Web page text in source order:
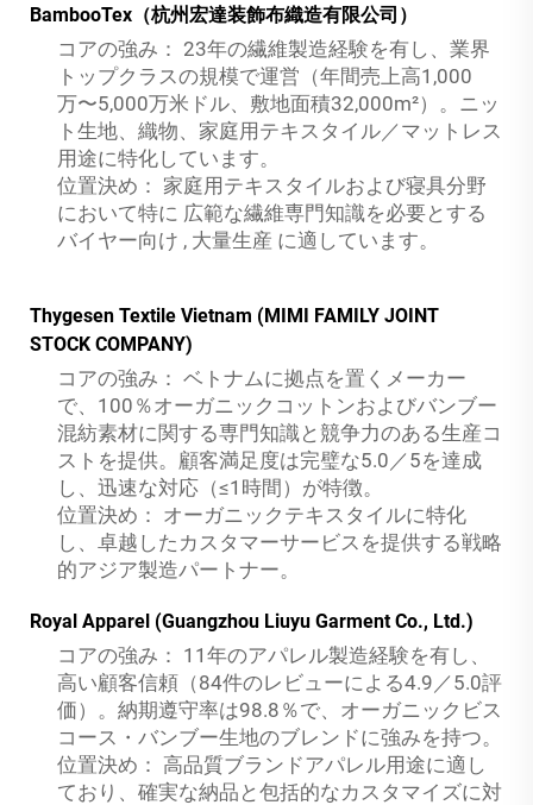
BambooTex（杭州宏達装飾布織造有限公司）
コアの強み： 23年の繊維製造経験を有し、業界
トップクラスの規模で運営（年間売上高1,000
万〜5,000万米ドル、敷地面積32,000m²）。ニッ
ト生地、織物、家庭用テキスタイル／マットレス
用途に特化しています。
位置決め： 家庭用テキスタイルおよび寝具分野
において特に 広範な繊維専門知識を必要とする
バイヤー向け , 大量生産 に適しています。
Thygesen Textile Vietnam (MIMI FAMILY JOINT
STOCK COMPANY)
コアの強み： ベトナムに拠点を置くメーカー
で、100％オーガニックコットンおよびバンブー
混紡素材に関する専門知識と競争力のある生産コ
ストを提供。顧客満足度は完璧な5.0／5を達成
し、迅速な対応（≤1時間）が特徴。
位置決め： オーガニックテキスタイルに特化
し、卓越したカスタマーサービスを提供する戦略
的アジア製造パートナー。
Royal Apparel (Guangzhou Liuyu Garment Co., Ltd.)
コアの強み： 11年のアパレル製造経験を有し、
高い顧客信頼（84件のレビューによる4.9／5.0評
価）。納期遵守率は98.8％で、オーガニックビス
コース・バンブー生地のブレンドに強みを持つ。
位置決め： 高品質ブランドアパレル用途に適し
ており、確実な納品と包括的なカスタマイズに対